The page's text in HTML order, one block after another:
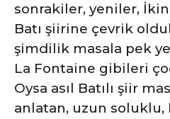
sonrakiler, yeniler,
Batı şiirine çevrik
şimdilik masala pek
La Fontaine gibileri
Oysa asıl Batılı şiir
anlatan, uzun soluklu,